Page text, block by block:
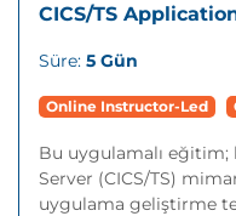
CICS/TS
Süre: 5 Gün
Online Instructor-Led
Bu uygulamalı eğitim;
Server (CICS/TS)
uygulama geliştirme